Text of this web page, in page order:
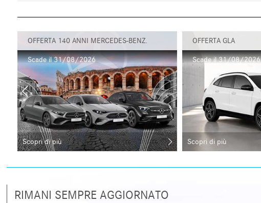
OFFERTA 140 ANNI MERCEDES-BENZ.
Scade il 31/08/2026
Scopri di più
OFFERTA GLA
Scade il 31/08/2026
Scopri di più
RIMANI SEMPRE AGGIORNATO